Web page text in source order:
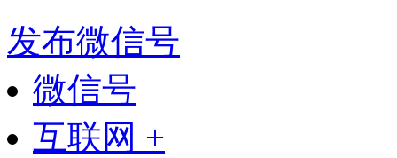
发布微信号
微信号
互联网 +